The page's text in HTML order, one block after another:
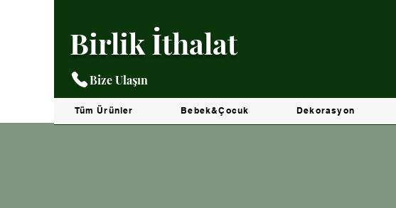
Birlik İthalat
Bize Ulaşın
Tüm Ürünler Bebek&Çocuk Dekorasyon